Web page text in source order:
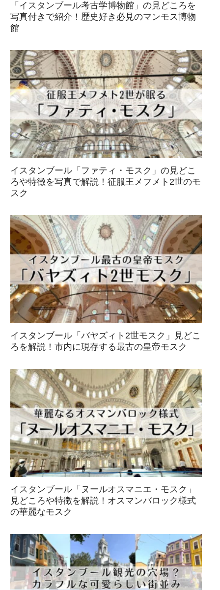
「イスタンブール考古学博物館」の見どころを
写真付きで紹介！歴史好き必見のマンモス博物
館
イスタンブール「ファティ・モスク」の見どこ
ろや特徴を写真で解説！征服王メフメト2世のモ
スク
イスタンブール「バヤズィト2世モスク」見どこ
ろを解説！市内に現存する最古の皇帝モスク
イスタンブール「ヌールオスマニエ・モスク」
見どころや特徴を解説！オスマンバロック様式
の華麗なモスク